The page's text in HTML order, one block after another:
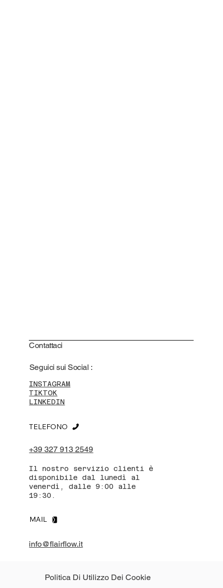
Contattaci
INSTAGRAM
TIKTOK
LINKEDIN
Seguici sui Social :
+39 327 913 2549
TELEFONO
Il nostro servizio clienti è
disponibile dal lunedì al
venerdì, dalle 9:00 alle
19:30.
info@flairflow.it
MAIL
Politica Di Utilizzo Dei Cookie